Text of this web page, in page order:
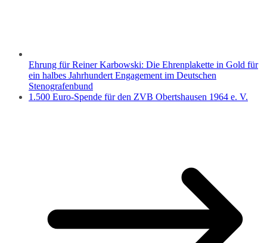
Ehrung für Reiner Karbowski: Die Ehrenplakette in Gold für
ein halbes Jahrhundert Engagement im Deutschen
Stenografenbund
1.500 Euro-Spende für den ZVB Obertshausen 1964 e. V.